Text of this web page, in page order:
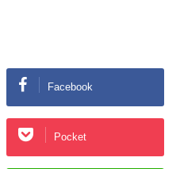
Facebook
Pocket